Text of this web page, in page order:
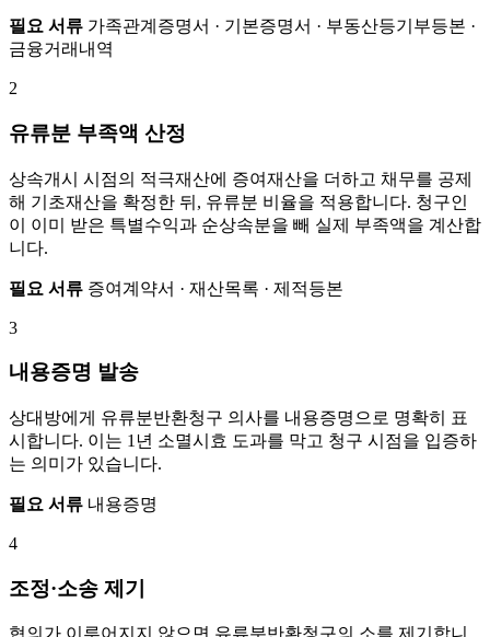
필요 서류 가족관계증명서 · 기본증명서 · 부동산등기부등본 ·
금융거래내역
2
유류분 부족액 산정
상속개시 시점의 적극재산에 증여재산을 더하고 채무를 공제
해 기초재산을 확정한 뒤, 유류분 비율을 적용합니다. 청구인
이 이미 받은 특별수익과 순상속분을 빼 실제 부족액을 계산합
니다.
필요 서류 증여계약서 · 재산목록 · 제적등본
3
내용증명 발송
상대방에게 유류분반환청구 의사를 내용증명으로 명확히 표
시합니다. 이는 1년 소멸시효 도과를 막고 청구 시점을 입증하
는 의미가 있습니다.
필요 서류 내용증명
4
조정·소송 제기